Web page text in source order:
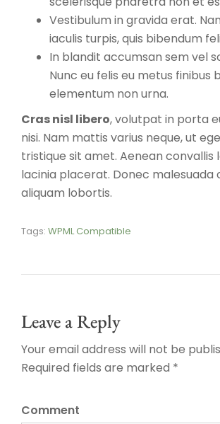
Vestibulum in gravida erat.
iaculis turpis, quis bibendum
In blandit accumsan sem vel
Nunc eu felis eu metus finibus
elementum non urna.
Cras nisl libero, volutpat in porta
nisi. Nam mattis varius neque, ut
tristique sit amet. Aenean convallis
lacinia placerat. Donec malesuada
aliquam lobortis.
Tags: WPML Compatible
Leave a Reply
Your email address will not be
Required fields are marked *
Comment